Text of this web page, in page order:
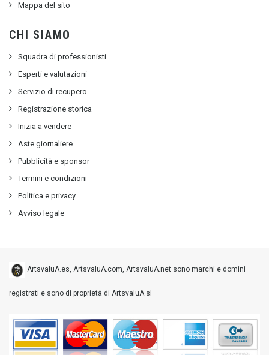
Mappa del sito
CHI SIAMO
Squadra di professionisti
Esperti e valutazioni
Servizio di recupero
Registrazione storica
Inizia a vendere
Aste giornaliere
Pubblicità e sponsor
Termini e condizioni
Politica e privacy
Avviso legale
ArtsvaluA.es, ArtsvaluA.com, ArtsvaluA.net sono marchi e domini
registrati e sono di proprietà di ArtsvaluA sl